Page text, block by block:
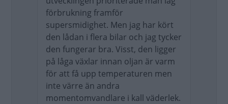
förbrukning framför
supersmidighet. Men jag har kört
den lådan i flera bilar och jag tycker
den fungerar bra. Visst, den ligger
på låga växlar innan oljan är varm
för att få upp temperaturen men
inte värre än andra
momentomvandlare i kall väderlek.